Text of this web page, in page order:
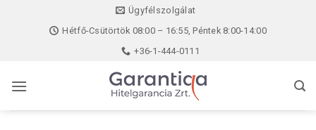
Ügyfélszolgálat
Hétfő-Csütörtök 08:00 – 16:55, Péntek 8:00-14:00
+36-1-444-0111